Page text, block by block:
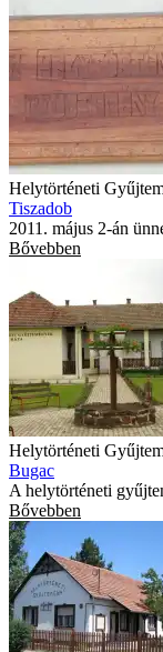
Helytörténeti
Tiszadob
2011. május 2-án
Bővebben
Helytörténeti
Bugac
A helytörténeti
Bővebben